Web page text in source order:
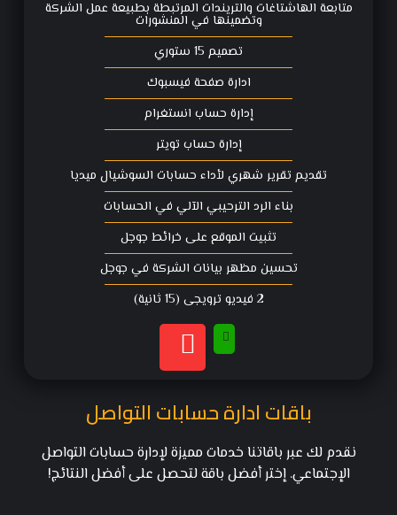
باقات ادارة حسابات التواصل
نقدم لك عبر باقاتنا خدمات مميزة لإدارة حسابات التواصل
الإجتماعي. إختر أفضل باقة لتحصل على أفضل النتائج!
متابعة الهاشتاغات والتريندات المرتبطة بطبيعة عمل الشركة
وتضمينها في المنشورات
تصميم 15 ستوري
ادارة صفحة فيسبوك
إدارة حساب انستغرام
إدارة حساب تويتر
تقديم تقرير شهري لأداء حسابات السوشيال ميديا
بناء الرد الترحيبي الآلي في الحسابات
تثبيت الموقع على خرائط جوجل
تحسين مظهر بيانات الشركة في جوجل
2 فيديو ترويجي (15 ثانية)